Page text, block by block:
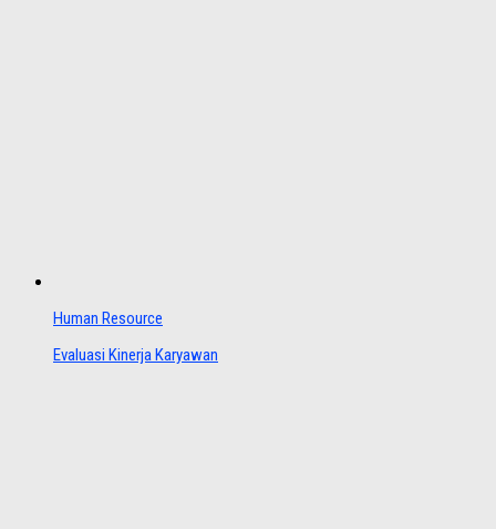
Human Resource
Evaluasi Kinerja Karyawan